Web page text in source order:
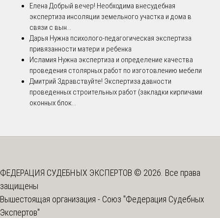
Елена Добрый вечер! Необходима внесудебная
экспертиза инсоляции земельного участка и дома в
связи с вын...
Дарья Нужна психолого-педагогическая экспертиза
привязанности матери и ребенка
Исламия Нужна экспертиза и определение качества
проведения столярных работ по изготовлению мебели
Дмитрий Здравствуйте! Экспертиза давности
проведенных строительных работ (закладки кирпичами
оконных блок...
ФЕДЕРАЦИЯ СУДЕБНЫХ ЭКСПЕРТОВ © 2026. Все права
защищены
Вышестоящая организация - Союз "Федерация Судебных
Экспертов"